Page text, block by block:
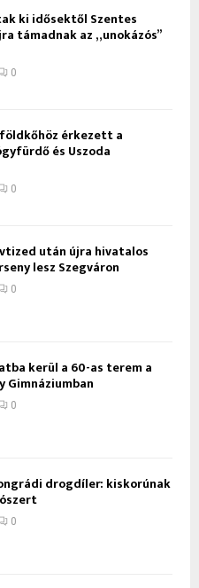
ki idősektől Szentes
támadnak az „unokázós”
0
érkezett a
és Uszoda
0
után újra hivatalos
lesz Szegváron
0
kerül a 60-as terem a
Gimnáziumban
0
drogdíler: kiskorúnak
0